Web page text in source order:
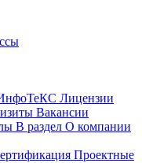
Лицензии
Вакансии
В раздел О компании
Проектные